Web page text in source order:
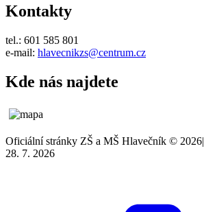
Kontakty
tel.: 601 585 801
e-mail: hlavecnikzs@centrum.cz
Kde nás najdete
Oficiální stránky ZŠ a MŠ Hlavečník © 2026|
28. 7. 2026